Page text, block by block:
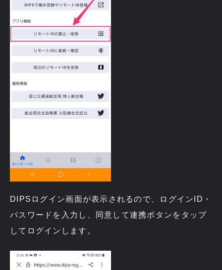
DIPSログイン画面が表示されるので、ログインID・
パスワードを入力し、同意して連携ボタンをタップ
してログインします。